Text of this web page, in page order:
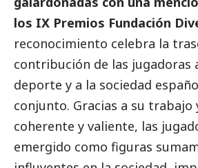
los IX Premios Fundación
reconocimiento celebra la
contribución de las jugadoras
deporte y a la sociedad
conjunto. Gracias a su trabajo
coherente y valiente, las
emergido como figuras